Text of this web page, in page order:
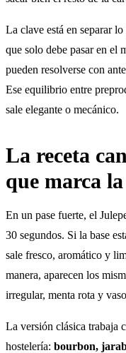
La clave está en separar
que solo debe pasar en el
pueden resolverse con
Ese equilibrio entre
sale elegante o mecánico.
La receta
que marca
En un pase fuerte, el
30 segundos. Si la base
sale fresco, aromático y
manera, aparecen los
irregular, menta rota y
La versión clásica trabaja
hostelería: bourbon,